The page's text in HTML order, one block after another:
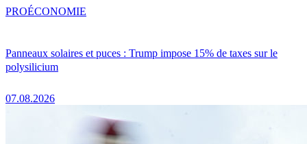
Panneaux solaires et puces : Trump impose 15% de taxes sur le
polysilicium
07.08.2026
PROÉCONOMIE